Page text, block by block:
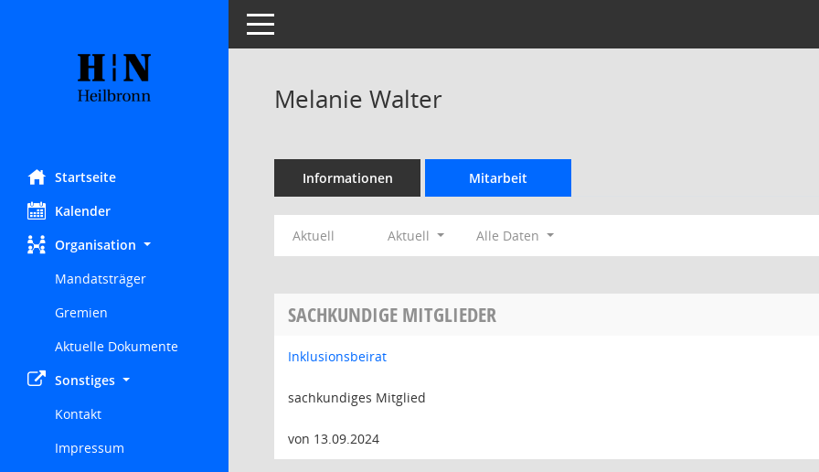
Startseite
Kalender
Organisation
Mandatsträger
Gremien
Aktuelle Dokumente
Sonstiges
Kontakt
Impressum
Toggle navigation
Melanie Walter
Informationen Mitarbeit
Aktuell Aktuell Alle Daten
SACHKUNDIGE MITGLIEDER
Inklusionsbeirat
sachkundiges Mitglied
von 13.09.2024